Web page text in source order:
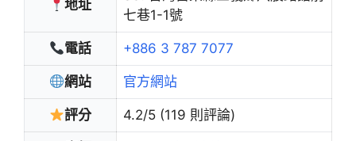
地址
七巷1-1號
電話 +886 3 787 7077
網站 官方網站
評分 4.2/5 (119 則評論)